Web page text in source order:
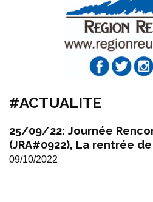
#ACTUALITE
25/09/22: Journée
(JRA#0922), La rentrée de
09/10/2022